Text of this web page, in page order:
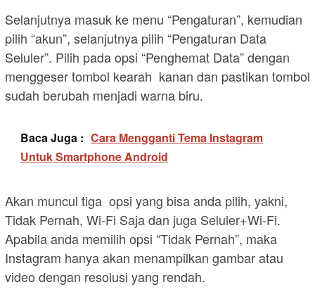
Selanjutnya masuk ke menu “Pengaturan”, kemudian
pilih “akun”, selanjutnya pilih “Pengaturan Data
Seluler”. Pilih pada opsi “Penghemat Data” dengan
menggeser tombol kearah kanan dan pastikan tombol
sudah berubah menjadi warna biru.
Baca Juga : Cara Mengganti Tema Instagram
Untuk Smartphone Android
Akan muncul tiga opsi yang bisa anda pilih, yakni,
Tidak Pernah, Wi-Fi Saja dan juga Seluler+Wi-Fi.
Apabila anda memilih opsi “Tidak Pernah”, maka
Instagram hanya akan menampilkan gambar atau
video dengan resolusi yang rendah.